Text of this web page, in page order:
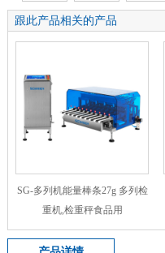
跟此产品相关的产品
SG-多列机能量棒条27g 多列检
重机,检重秤食品用